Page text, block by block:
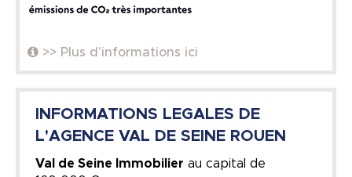
>> Plus d'informations ici
INFORMATIONS LEGALES DE
L'AGENCE VAL DE SEINE ROUEN
Val de Seine Immobilier au capital de